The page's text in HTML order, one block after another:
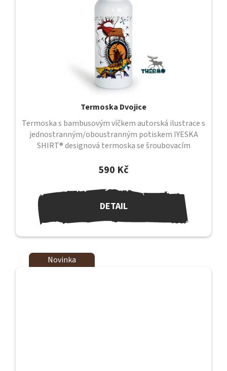
Termoska Dvojice
590 Kč
DETAIL
Termoska s bambusovým víčkem autorská ilustrace s
jednostranným/oboustranným potiskem IYESKA
SHIRT® designová termoska se šroubovacím
Novinka